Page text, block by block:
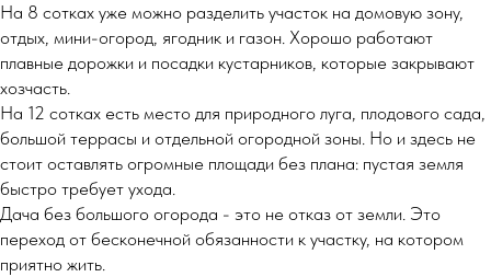
На 8 сотках уже можно разделить участок на домовую зону,
отдых, мини-огород, ягодник и газон. Хорошо работают
плавные дорожки и посадки кустарников, которые закрывают
хозчасть.
На 12 сотках есть место для природного луга, плодового сада,
большой террасы и отдельной огородной зоны. Но и здесь не
стоит оставлять огромные площади без плана: пустая земля
быстро требует ухода.
Дача без большого огорода - это не отказ от земли. Это
переход от бесконечной обязанности к участку, на котором
приятно жить.